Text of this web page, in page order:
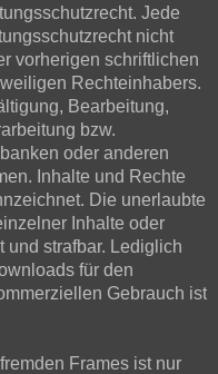
Jede
nicht
vorherigen schriftlichen
Rechteinhabers.
Bearbeitung,
bzw.
oder anderen
Inhalte und Rechte
Die unerlaubte
Inhalte oder
und strafbar. Lediglich
für den
Gebrauch ist
Frames ist nur